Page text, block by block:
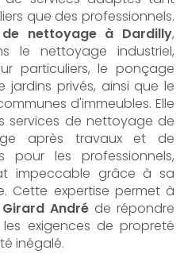
que des professionnels.
nettoyage à Dardilly,
le nettoyage industriel,
particuliers, le ponçage
jardins privés, ainsi que le
d'immeubles. Elle
services de nettoyage de
après travaux et de
les professionnels,
impeccable grâce à sa
Cette expertise permet à
André de répondre
exigences de propreté
inégalé.